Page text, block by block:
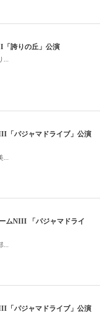
「誇りの丘」公演
「パジャマドライブ」公演
ムNIII 「パジャマドライ
「パジャマドライブ」公演